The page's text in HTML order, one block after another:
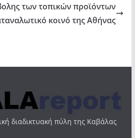
των τοπικών προϊόντων
κοινό της Αθήνας
διαδικτυακή πύλη της Καβάλας